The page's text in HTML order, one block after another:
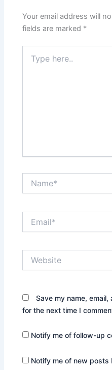
Your email address will
fields are marked *
here..
Save my name,
for the next time I
Notify me of follow-up
Notify me of new posts